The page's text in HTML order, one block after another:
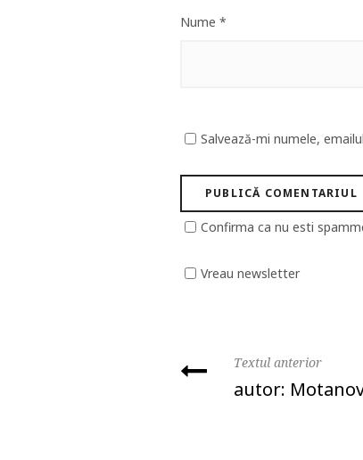
Nume *
Salvează-mi numele,
Confirma ca nu esti
Vreau newsletter
Textul anterior
autor: